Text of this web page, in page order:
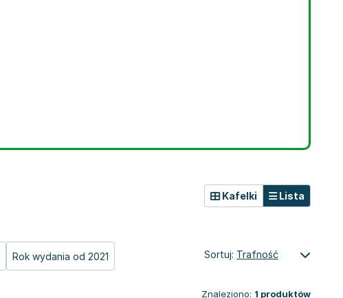
Rok wydania od 2021
Kafelki Lista
Sortuj: Trafność
Znaleziono: 1 produktów